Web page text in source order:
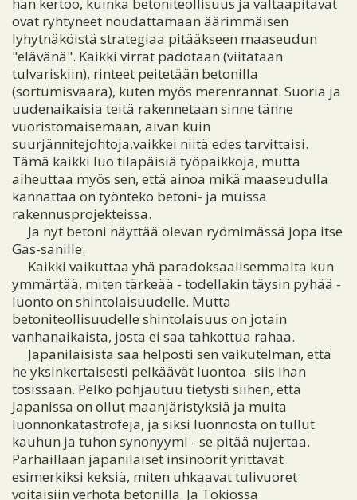
ovat ryhtyneet noudattamaan äärimmäisen
lyhytnäköistä strategiaa pitääkseen maaseudun
"elävänä". Kaikki virrat padotaan (viitataan
tulvariskiin), rinteet peitetään betonilla
(sortumisvaara), kuten myös merenrannat. Suoria ja
uudenaikaisia teitä rakennetaan sinne tänne
vuoristomaisemaan, aivan kuin
suurjännitejohtoja,vaikkei niitä edes tarvittaisi.
Tämä kaikki luo tilapäisiä työpaikkoja, mutta
aiheuttaa myös sen, että ainoa mikä maaseudulla
kannattaa on työnteko betoni- ja muissa
rakennusprojekteissa.
Ja nyt betoni näyttää olevan ryömimässä jopa itse
Gas-sanille.
Kaikki vaikuttaa yhä paradoksaalisemmalta kun
ymmärtää, miten tärkeää - todellakin täysin pyhää -
luonto on shintolaisuudelle. Mutta
betoniteollisuudelle shintolaisuus on jotain
vanhanaikaista, josta ei saa tahkottua rahaa.
Japanilaisista saa helposti sen vaikutelman, että
he yksinkertaisesti pelkäävät luontoa -siis ihan
tosissaan. Pelko pohjautuu tietysti siihen, että
Japanissa on ollut maanjäristyksiä ja muita
luonnonkatastrofeja, ja siksi luonnosta on tullut
kauhun ja tuhon synonyymi - se pitää nujertaa.
Parhaillaan japanilaiset insinöörit yrittävät
esimerkiksi keksiä, miten uhkaavat tulivuoret
voitaisiin verhota betonilla. Ja Tokiossa